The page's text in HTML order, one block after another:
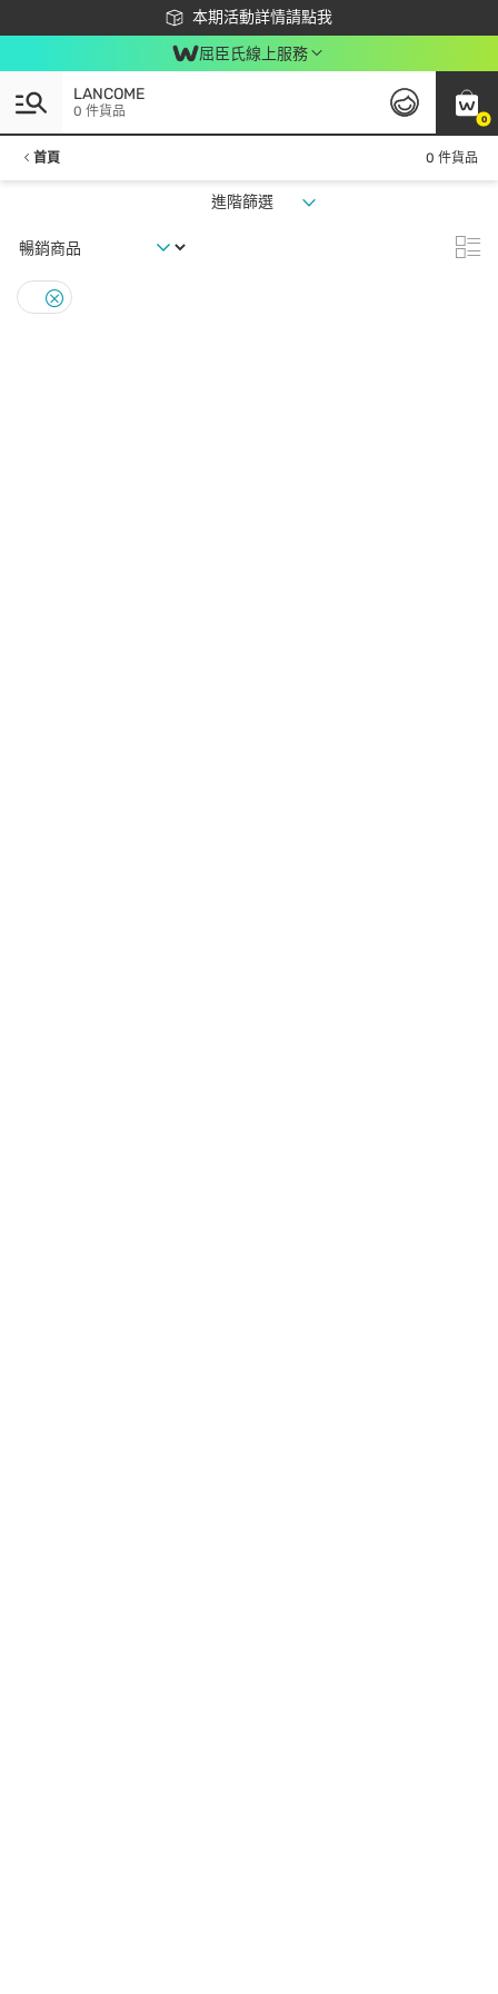
本期活動詳情請點我
下載app最高回饋$350
屈臣氏線上服務
0
LANCOME
0 件貨品
首頁 0 件貨品
進階篩選